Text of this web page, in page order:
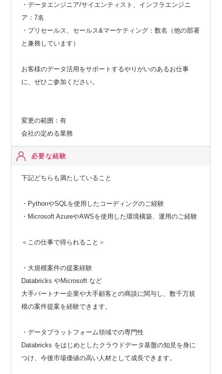
・データエンジニア/サイエンティスト、インフラエンジニ
ア：7名
・プリセールス、セールス&マーケティング：数名（他の部署
と兼務しています）
お客様のデータ活用をサポートするやりがいのあるお仕事
に、ぜひご参加ください。
変更の範囲：有
会社の定める業務
必要な経験
下記どちらも満たしていること
・PythonやSQLを使用したコーディングのご経験
・Microsoft AzureやAWSを使用した環境構築、運用のご経験
＜この仕事で得られること＞
・大規模案件の提案経験
Databricks やMicrosoft など
大手パートナー企業や大手顧客との商談に関与し、数千万規
模の案件提案を経験できます。
・データプラットフォーム領域での専門性
Databricks をはじめとしたクラウドデータ基盤の知見を身に
つけ、今後市場価値の高い人材として成長できます。